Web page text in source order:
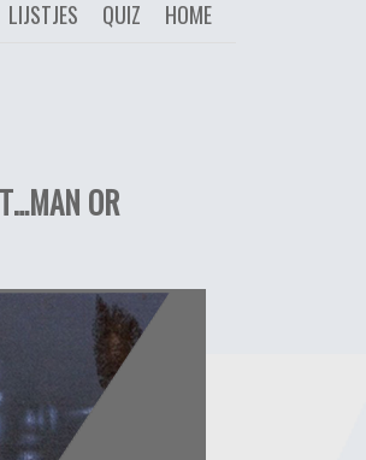
HOME
QUIZ
LIJSTJES
OR